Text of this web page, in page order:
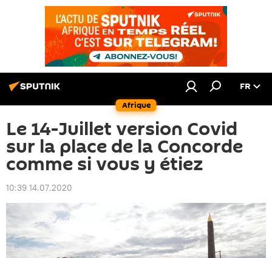
Afrique
FR
Le 14-Juillet version Covid
sur la place de la Concorde
comme si vous y étiez
10:39 14.07.2020